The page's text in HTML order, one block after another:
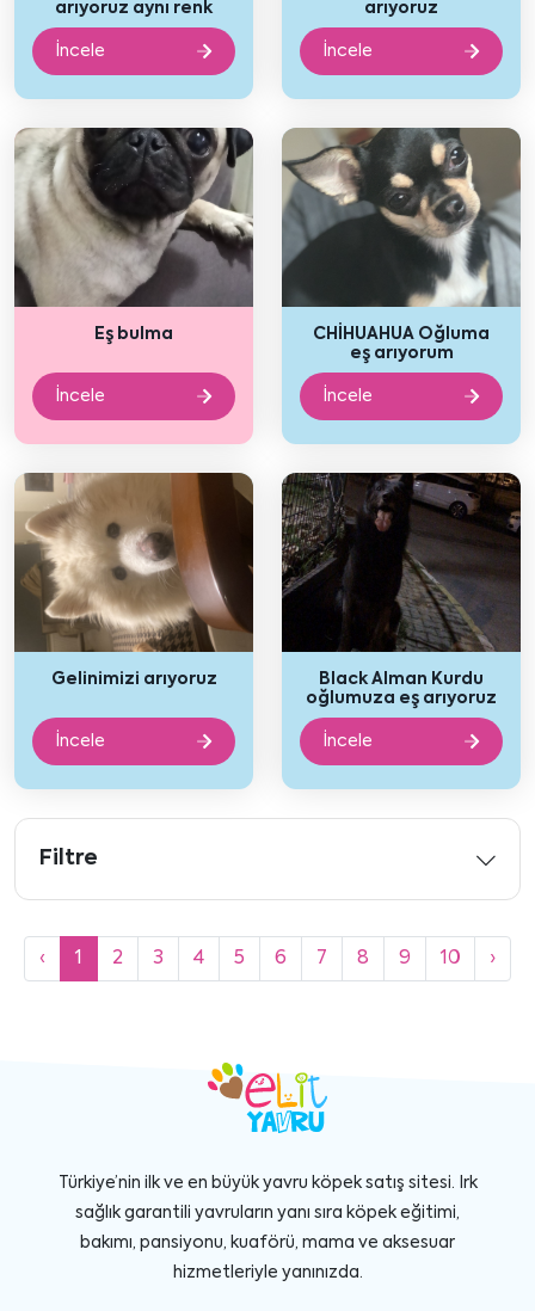
arıyoruz aynı renk
İncele
arıyoruz
İncele
Eş bulma
İncele
CHİHUAHUA Oğluma
eş arıyorum
İncele
Gelinimizi arıyoruz
İncele
Black Alman Kurdu
oğlumuza eş arıyoruz
İncele
Filtre
‹ 1 2 3 4 5 6 7 8 9 10 ›
Türkiye’nin ilk ve en büyük yavru köpek satış sitesi. Irk
sağlık garantili yavruların yanı sıra köpek eğitimi,
bakımı, pansiyonu, kuaförü, mama ve aksesuar
hizmetleriyle yanınızda.